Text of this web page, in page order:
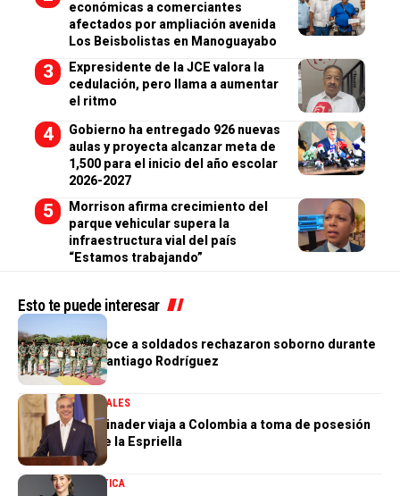
económicas a comerciantes
afectados por ampliación avenida
Los Beisbolistas en Manoguayabo
Expresidente de la JCE valora la
cedulación, pero llama a aumentar
el ritmo
Gobierno ha entregado 926 nuevas
aulas y proyecta alcanzar meta de
1,500 para el inicio del año escolar
2026-2027
Morrison afirma crecimiento del
parque vehicular supera la
infraestructura vial del país
“Estamos trabajando”
Esto te puede interesar
NACIONALES
Ejército reconoce a soldados rechazaron soborno durante
operativo en Santiago Rodríguez
GOBIERNONACIONALES
Presidente Abinader viaja a Colombia a toma de posesión
de Abelardo de la Espriella
NACIONALES POLÍTICA